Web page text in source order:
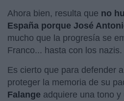
Ahora bien, resulta que no
España porque José
mucho que la progresía se
Franco... hasta con los nazis.
Es cierto que para defender
proteger la memoria de su
Falange adquiere una tono